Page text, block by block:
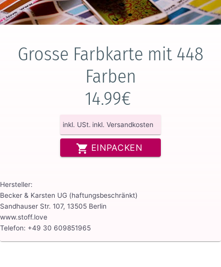
Grosse Farbkarte mit 448
Farben
14.99€
inkl. USt. inkl. Versandkosten
EINPACKEN
Hersteller:
Becker & Karsten UG (haftungsbeschränkt)
Sandhauser Str. 107, 13505 Berlin
www.stoff.love
Telefon: +49 30 609851965